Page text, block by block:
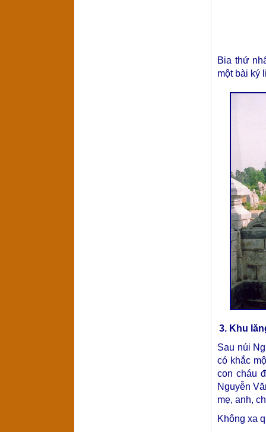
Bia thứ
một bài ký
3. Khu
Sau núi
có khắc
con cháu
Nguyễn
mẹ, anh,
Không xa